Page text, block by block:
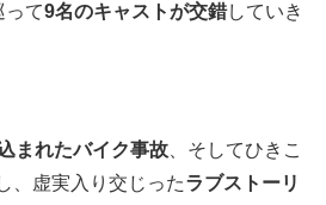
って9名のキャストが交錯していき
まれたバイク事故 、そしてひきこ
、虚実入り交じったラブストーリ